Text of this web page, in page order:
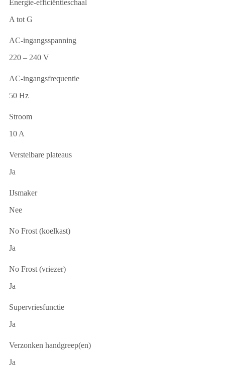
Energie-efficiëntieschaal
A tot G
AC-ingangsspanning
220 – 240 V
AC-ingangsfrequentie
50 Hz
Stroom
10 A
Verstelbare plateaus
Ja
IJsmaker
Nee
No Frost (koelkast)
Ja
No Frost (vriezer)
Ja
Supervriesfunctie
Ja
Verzonken handgreep(en)
Ja